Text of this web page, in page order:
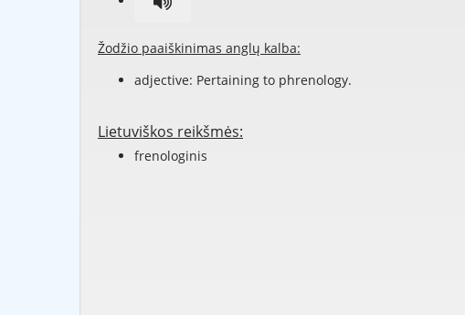
Žodžio paaiškinimas anglų kalba:
adjective: Pertaining to phrenology.
Lietuviškos reikšmės:
frenologinis